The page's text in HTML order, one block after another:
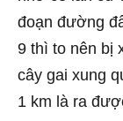
đoạn đường
9 thì to nên bị
cây gai xung
1 km là ra